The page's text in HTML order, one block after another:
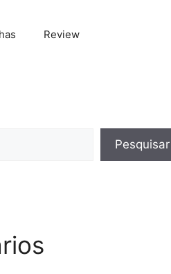
Review
Pesquisar